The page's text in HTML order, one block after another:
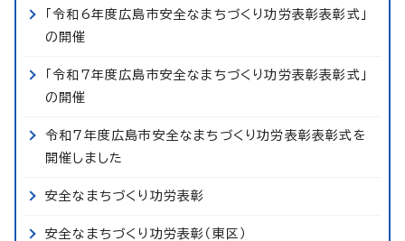
「令和6年度広島市安全なまちづくり功労表彰表彰式」
の開催
「令和7年度広島市安全なまちづくり功労表彰表彰式」
の開催
令和7年度広島市安全なまちづくり功労表彰表彰式を
開催しました
安全なまちづくり功労表彰
安全なまちづくり功労表彰（東区）